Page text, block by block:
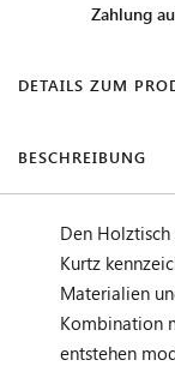
Zahlung
DETAILS ZUM
BESCHREIBUNG
Den Holztisch
Kurtz
Materialien
Kombination
entstehen